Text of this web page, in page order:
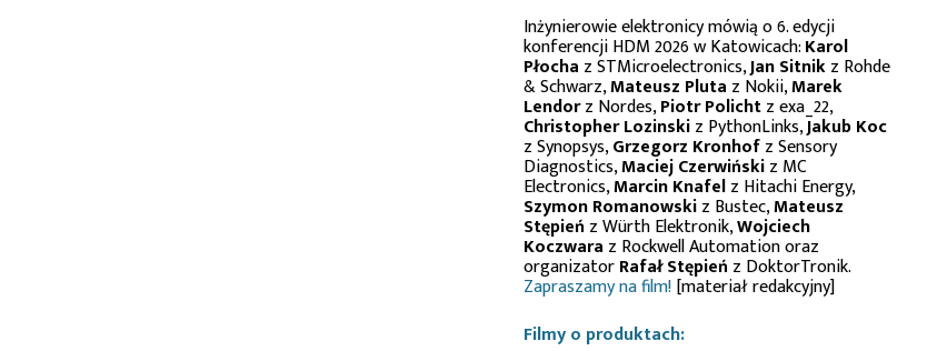
Inżynierowie elektronicy mówią o 6. edycji
konferencji HDM 2026 w Katowicach:Karol
Płocha z STMicroelectronics,Jan Sitnikz Rohde
& Schwarz,Mateusz Pluta z Nokii,Marek
Lendorz Nordes,Piotr Polichtz exa_22,
Christopher Lozinskiz PythonLinks,Jakub Koc
z Synopsys,Grzegorz Kronhofz Sensory
Diagnostics,Maciej Czerwińskiz MC
Electronics,Marcin Knafelz Hitachi Energy,
Szymon Romanowskiz Bustec,Mateusz
Stępień z Würth Elektronik,Wojciech
Koczwara z Rockwell Automation oraz
organizatorRafał Stępień z DoktorTronik.
Zapraszamy na film![materiał redakcyjny]
Filmy o produktach: